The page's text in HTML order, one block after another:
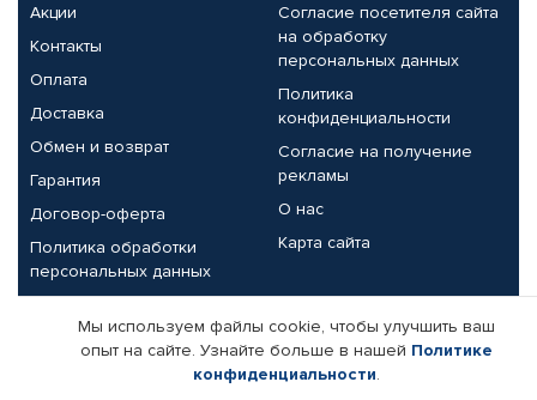
Акции
Контакты
Оплата
Доставка
Обмен и возврат
Гарантия
Договор-оферта
Политика обработки
персональных данных
Согласие посетителя сайта
на обработку
персональных данных
Политика
конфиденциальности
Согласие на получение
рекламы
О нас
Карта сайта
Партнерам
Корпоративным клиентам
Реквизиты компании
Мы используем файлы cookie, чтобы улучшить ваш
опыт на сайте. Узнайте больше в нашей Политике
конфиденциальности.